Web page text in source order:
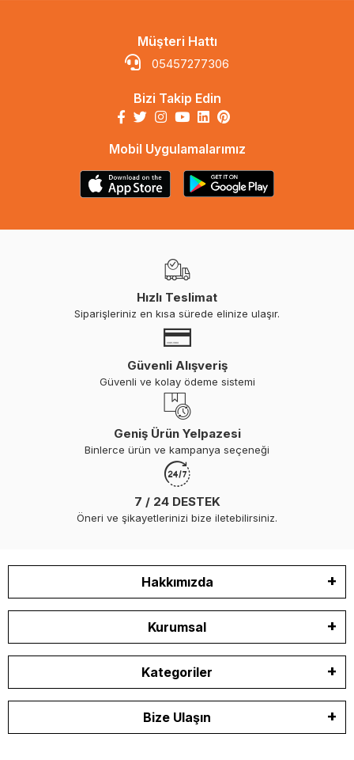
Müşteri Hattı
05457277306
Bizi Takip Edin
Mobil Uygulamalarımız
Hızlı Teslimat
Siparişleriniz en kısa sürede elinize ulaşır.
Güvenli Alışveriş
Güvenli ve kolay ödeme sistemi
Geniş Ürün Yelpazesi
Binlerce ürün ve kampanya seçeneği
7 / 24 DESTEK
Öneri ve şikayetlerinizi bize iletebilirsiniz.
Hakkımızda
Kurumsal
Kategoriler
Bize Ulaşın